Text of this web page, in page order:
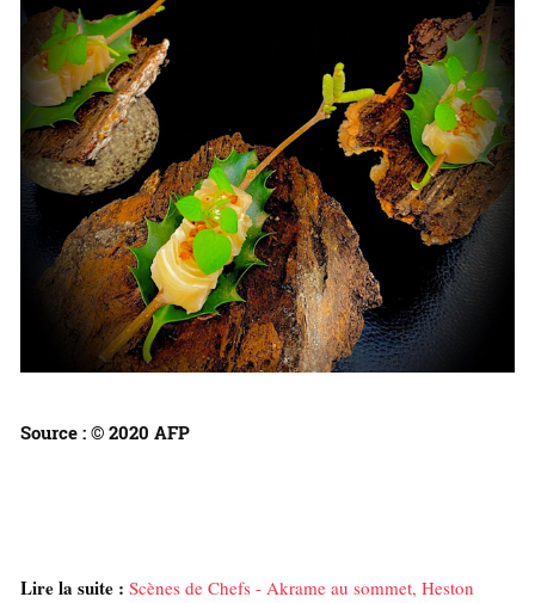
Source : © 2020 AFP
Lire la suite : Scènes de Chefs - Akrame au sommet, Heston